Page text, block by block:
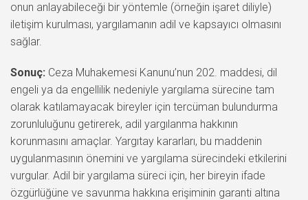
onun anlayabileceği bir yöntemle (örneğin işaret diliyle)
iletişim kurulması, yargılamanın adil ve kapsayıcı olmasını
sağlar.
Sonuç: Ceza Muhakemesi Kanunu’nun 202. maddesi, dil
engeli ya da engellilik nedeniyle yargılama sürecine tam
olarak katılamayacak bireyler için tercüman bulundurma
zorunluluğunu getirerek, adil yargılanma hakkının
korunmasını amaçlar. Yargıtay kararları, bu maddenin
uygulanmasının önemini ve yargılama sürecindeki etkilerini
vurgular. Adil bir yargılama süreci için, her bireyin ifade
özgürlüğüne ve savunma hakkına erişiminin garanti altına